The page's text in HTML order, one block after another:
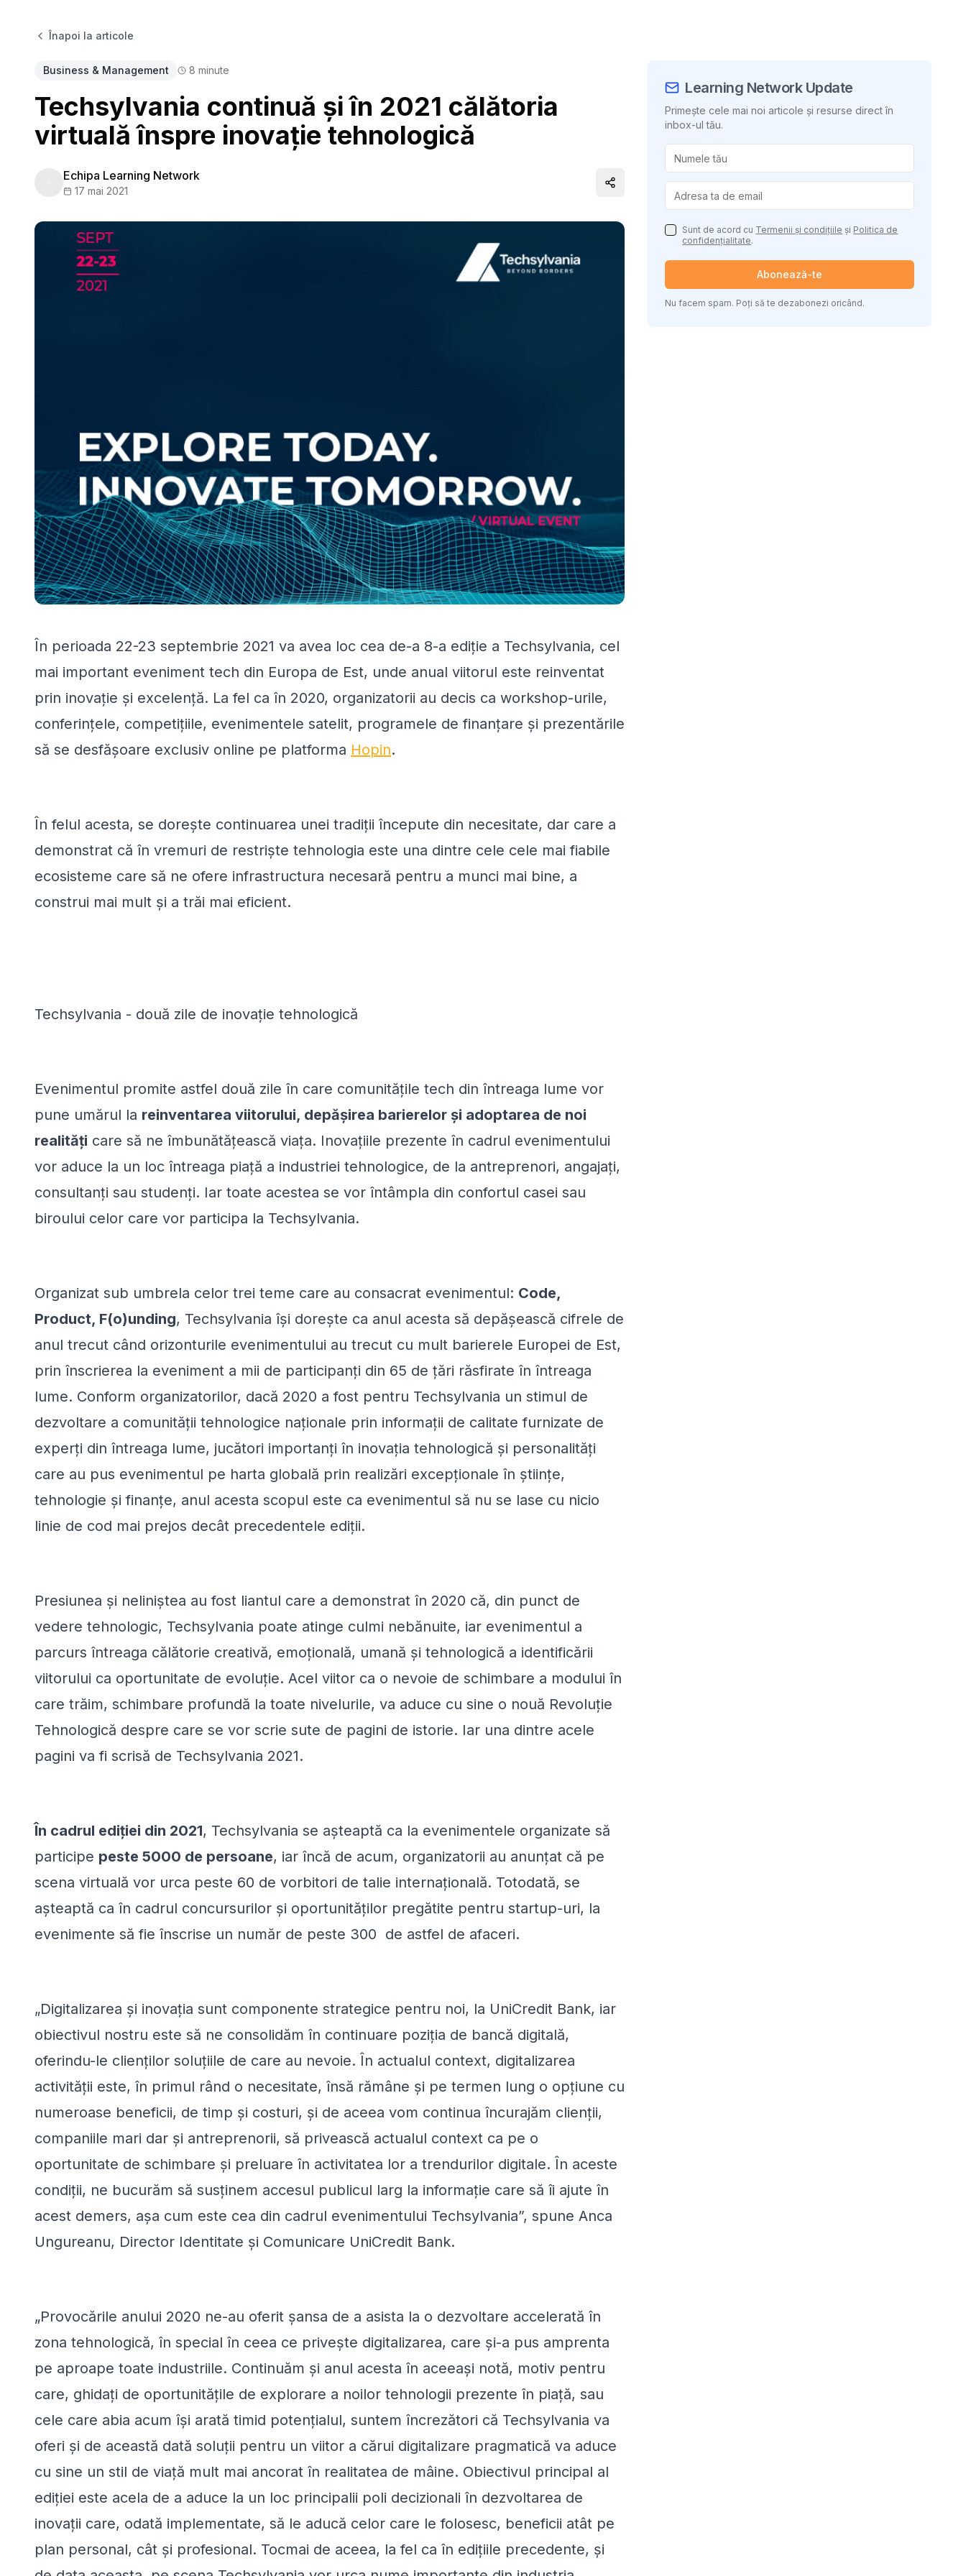
Înapoi la articole
Business & Management 8 minute
Techsylvania continuă și în 2021 călătoria
virtuală înspre inovație tehnologică
Echipa Learning Network
17 mai 2021 Distribuie conținutul
În perioada 22-23 septembrie 2021 va avea loc cea de-a 8-a ediție a Techsylvania, cel
mai important eveniment tech din Europa de Est, unde anual viitorul este reinventat
prin inovație și excelență. La fel ca în 2020, organizatorii au decis ca workshop-urile,
conferințele, competițiile, evenimentele satelit, programele de finanțare și prezentările
să se desfășoare exclusiv online pe platforma Hopin.
În felul acesta, se dorește continuarea unei tradiții începute din necesitate, dar care a
demonstrat că în vremuri de restriște tehnologia este una dintre cele cele mai fiabile
ecosisteme care să ne ofere infrastructura necesară pentru a munci mai bine, a
construi mai mult și a trăi mai eficient.
Techsylvania - două zile de inovație tehnologică
Evenimentul promite astfel două zile în care comunitățile tech din întreaga lume vor
pune umărul la reinventarea viitorului, depășirea barierelor și adoptarea de noi
realități care să ne îmbunătățească viața. Inovațiile prezente în cadrul evenimentului
vor aduce la un loc întreaga piață a industriei tehnologice, de la antreprenori, angajați,
consultanți sau studenți. Iar toate acestea se vor întâmpla din confortul casei sau
biroului celor care vor participa la Techsylvania.
Organizat sub umbrela celor trei teme care au consacrat evenimentul: Code,
Product, F(o)unding, Techsylvania își dorește ca anul acesta să depășească cifrele de
anul trecut când orizonturile evenimentului au trecut cu mult barierele Europei de Est,
prin înscrierea la eveniment a mii de participanți din 65 de țări răsfirate în întreaga
lume. Conform organizatorilor, dacă 2020 a fost pentru Techsylvania un stimul de
dezvoltare a comunității tehnologice naționale prin informații de calitate furnizate de
experți din întreaga lume, jucători importanți în inovația tehnologică și personalități
care au pus evenimentul pe harta globală prin realizări excepționale în științe,
tehnologie și finanțe, anul acesta scopul este ca evenimentul să nu se lase cu nicio
linie de cod mai prejos decât precedentele ediții.
Presiunea și neliniștea au fost liantul care a demonstrat în 2020 că, din punct de
vedere tehnologic, Techsylvania poate atinge culmi nebănuite, iar evenimentul a
parcurs întreaga călătorie creativă, emoțională, umană și tehnologică a identificării
viitorului ca oportunitate de evoluție. Acel viitor ca o nevoie de schimbare a modului în
care trăim, schimbare profundă la toate nivelurile, va aduce cu sine o nouă Revoluție
Tehnologică despre care se vor scrie sute de pagini de istorie. Iar una dintre acele
pagini va fi scrisă de Techsylvania 2021.
În cadrul ediției din 2021, Techsylvania se așteaptă ca la evenimentele organizate să
participe peste 5000 de persoane, iar încă de acum, organizatorii au anunțat că pe
scena virtuală vor urca peste 60 de vorbitori de talie internațională. Totodată, se
așteaptă ca în cadrul concursurilor și oportunităților pregătite pentru startup-uri, la
evenimente să fie înscrise un număr de peste 300 de astfel de afaceri.
„Digitalizarea și inovația sunt componente strategice pentru noi, la UniCredit Bank, iar
obiectivul nostru este să ne consolidăm în continuare poziția de bancă digitală,
oferindu-le clienților soluțiile de care au nevoie. În actualul context, digitalizarea
activității este, în primul rând o necesitate, însă rămâne și pe termen lung o opțiune cu
numeroase beneficii, de timp și costuri, și de aceea vom continua încurajăm clienții,
companiile mari dar și antreprenorii, să privească actualul context ca pe o
oportunitate de schimbare și preluare în activitatea lor a trendurilor digitale. În aceste
condiții, ne bucurăm să susținem accesul publicul larg la informație care să îi ajute în
acest demers, așa cum este cea din cadrul evenimentului Techsylvania”, spune Anca
Ungureanu, Director Identitate și Comunicare UniCredit Bank.
„Provocările anului 2020 ne-au oferit șansa de a asista la o dezvoltare accelerată în
zona tehnologică, în special în ceea ce privește digitalizarea, care și-a pus amprenta
pe aproape toate industriile. Continuăm și anul acesta în aceeași notă, motiv pentru
care, ghidați de oportunitățile de explorare a noilor tehnologii prezente în piață, sau
cele care abia acum își arată timid potențialul, suntem încrezători că Techsylvania va
oferi și de această dată soluții pentru un viitor a cărui digitalizare pragmatică va aduce
cu sine un stil de viață mult mai ancorat în realitatea de mâine. Obiectivul principal al
ediției este acela de a aduce la un loc principalii poli decizionali în dezvoltarea de
inovații care, odată implementate, să le aducă celor care le folosesc, beneficii atât pe
plan personal, cât și profesional. Tocmai de aceea, la fel ca în edițiile precedente, și
Learning Network Update
Primește cele mai noi articole și resurse direct în
inbox-ul tău.
Sunt de acord cu Termenii și condițiile și Politica de
confidențialitate.
Abonează-te
Nu facem spam. Poți să te dezabonezi oricând.